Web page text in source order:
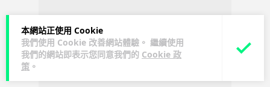
本網站正使用 Cookie
我們使用 Cookie 改善網站體驗。 繼續使用
我們的網站即表示您同意我們的 Cookie 政
策 。